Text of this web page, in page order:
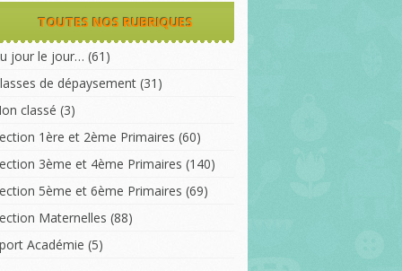
TOUTES NOS RUBRIQUES
jour le jour… (61)
de dépaysement (31)
classé (3)
1ère et 2ème Primaires (60)
3ème et 4ème Primaires (140)
5ème et 6ème Primaires (69)
Maternelles (88)
Académie (5)